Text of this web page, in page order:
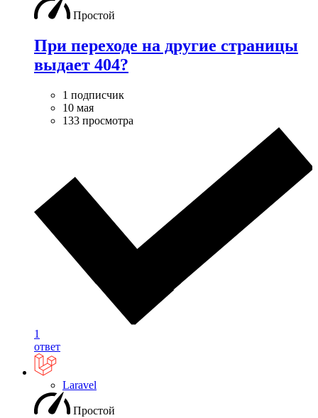
Простой
При переходе на другие страницы
выдает 404?
1 подписчик
10 мая
133 просмотра
1
ответ
Laravel
Простой